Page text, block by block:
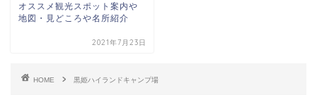
オススメ観光スポット案内や
地図・見どころや名所紹介
2021年7月23日
HOME 黒姫ハイランドキャンプ場